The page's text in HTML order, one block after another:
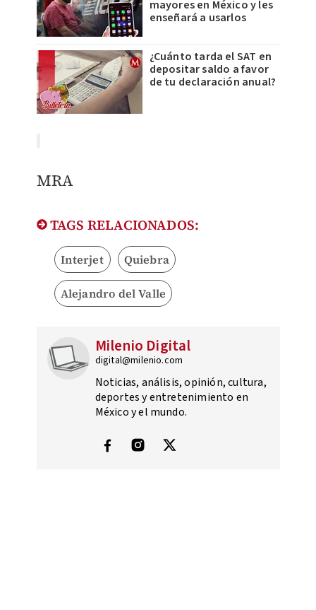
mayores en México y les
enseñará a usarlos
¿Cuánto tarda el SAT en
depositar saldo a favor
de tu declaración anual?
MRA
TAGS RELACIONADOS:
Interjet Quiebra
Alejandro del Valle
Milenio Digital
digital@milenio.com
Noticias, análisis, opinión, cultura,
deportes y entretenimiento en
México y el mundo.